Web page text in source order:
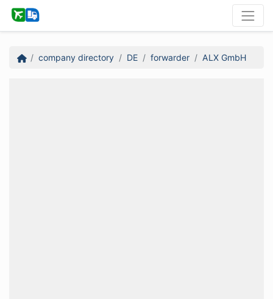
company directory DE forwarder ALX GmbH